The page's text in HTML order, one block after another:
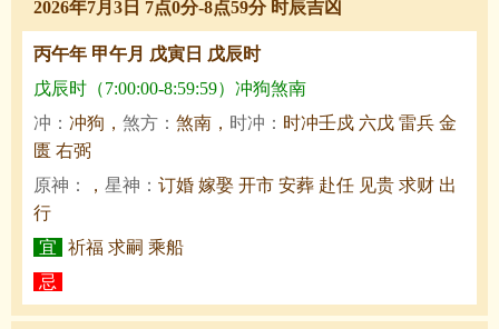
2026年7月3日 7点0分-8点59分 时辰吉凶
丙午年 甲午月 戊寅日 戊辰时
戊辰时（7:00:00-8:59:59）冲狗煞南
冲： 冲狗， 煞方： 煞南， 时冲： 时冲壬戍 六戊 雷兵 金
匮 右弼
原神：
， 星神： 订婚 嫁娶 开市 安葬 赴任 见贵 求财 出
行
宜
祈福 求嗣 乘船
忌